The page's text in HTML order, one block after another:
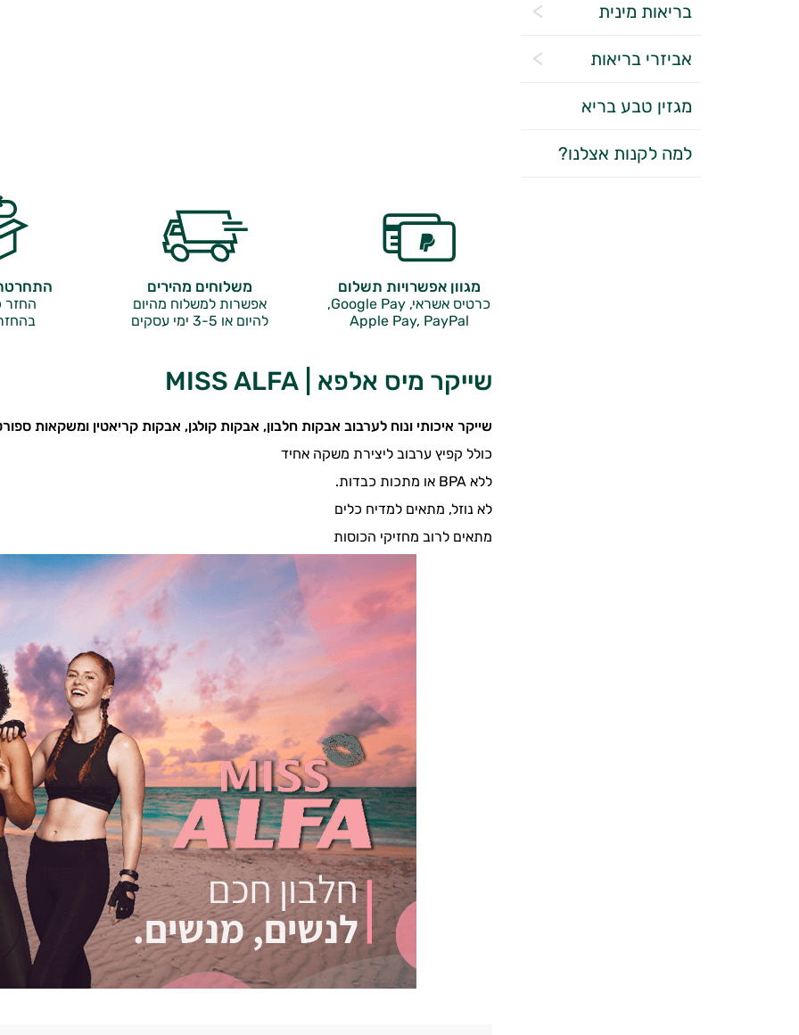
בריאות מינית
אביזרי בריאות
מגזין טבע בריא
למה לקנות אצלנו?
מגוון אפשרויות תשלום
כרטיס אשראי, Google Pay,
Apple Pay, PayPal
משלוחים מהירים
אפשרות למשלוח מהיום
להיום או 3-5 ימי עסקים
החזר
שייקר מיס אלפא | MISS ALFA
שייקר איכותי ונוח לערבוב אבקות חלבון, אבקות קולגן, אבקות קריאטין ומשקאות
כולל קפיץ ערבוב ליצירת משקה אחיד
ללא BPA או מתכות כבדות.
לא נוזל, מתאים למדיח כלים
מתאים לרוב מחזיקי הכוסות